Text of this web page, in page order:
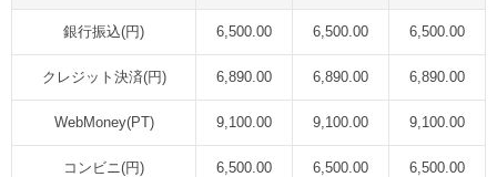
銀行振込(円) 6,500.00 6,500.00 6,500.00
クレジット決済(円) 6,890.00 6,890.00 6,890.00
WebMoney(PT) 9,100.00 9,100.00 9,100.00
コンビニ(円) 6,500.00 6,500.00 6,500.00